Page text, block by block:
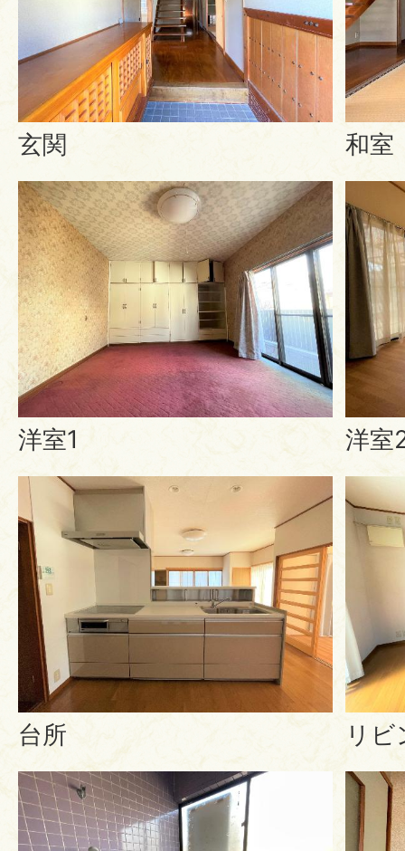
玄関 和室
洋室1 洋室
台所 リビ